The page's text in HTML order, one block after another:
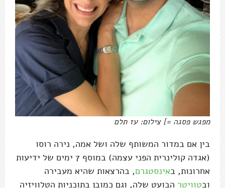
מפגש פסגה =] צילום: עז תלם
בין אם במדור המשותף שלה ושל אמה, נירה רוסו
(אגדה קולינרית הפני עצמה) במוסף 7 ימים של ידיעות
אחרונות, באינסטגרם, בהרצאות שהיא מעבירה
ובטוויטר הבועט שלה, וגם כמובן בתוכניות הטלוויזיה